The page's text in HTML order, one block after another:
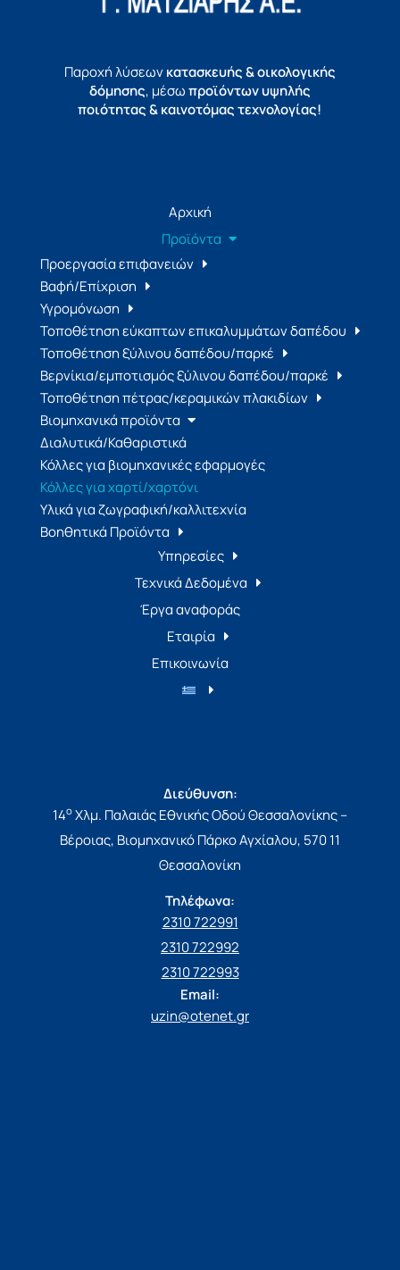
Παροχή λύσεωνκατασκευής & οικολογικής
δόμησης, μέσωπροϊόντων υψηλής
ποιότητας & καινοτόμας τεχνολογίας!
Αρχική
Προϊόντα
Προεργασία επιφανειών
Βαφή/Επίχριση
Υγρομόνωση
Τοποθέτηση εύκαπτων επικαλυμμάτων δαπέδου
Τοποθέτηση ξύλινου δαπέδου/παρκέ
Βερνίκια/εμποτισμός ξύλινου δαπέδου/παρκέ
Τοποθέτηση πέτρας/κεραμικών πλακιδίων
Βιομηχανικά προϊόντα
Διαλυτικά/Καθαριστικά
Κόλλες για βιομηχανικές εφαρμογές
Κόλλες για χαρτί/χαρτόνι
Υλικά για ζωγραφική/καλλιτεχνία
Βοηθητικά Προϊόντα
Υπηρεσίες
Τεχνικά Δεδομένα
Έργα αναφοράς
Εταιρία
Επικοινωνία
Διεύθυνση:
14ο Χλμ. Παλαιάς Εθνικής Οδού Θεσσαλονίκης –
Βέροιας, Βιομηχανικό Πάρκο Αγχίαλου, 570 11
Θεσσαλονίκη
Τηλέφωνα:
2310 722991
2310 722992
2310 722993
Email:
uzin@otenet.gr